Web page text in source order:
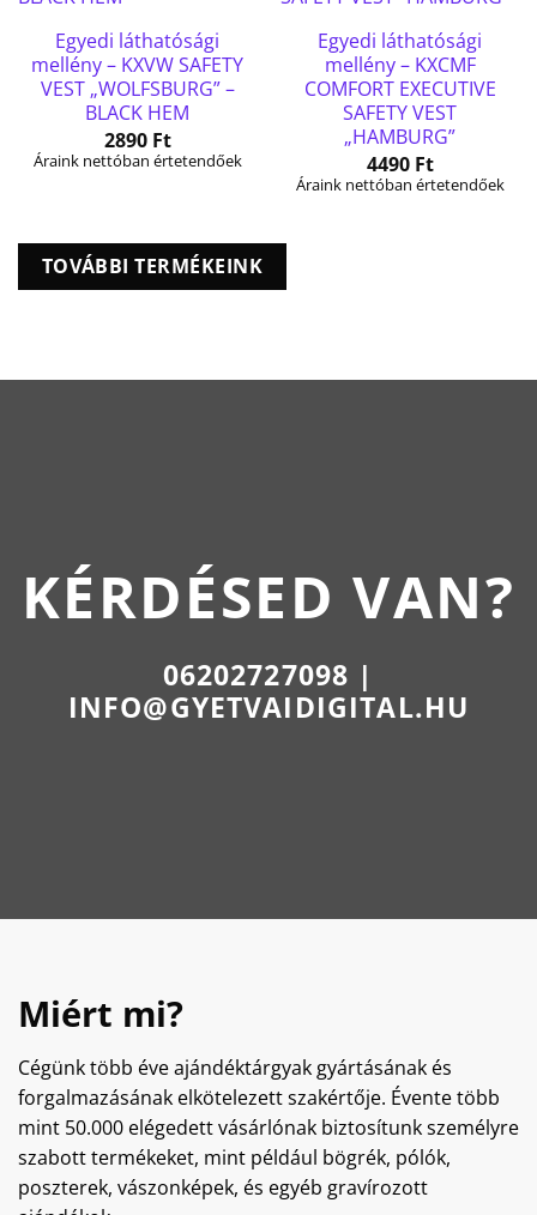
Egyedi láthatósági
mellény – KXVW SAFETY
VEST „WOLFSBURG” –
BLACK HEM
2890 Ft
Áraink nettóban értetendőek
Egyedi láthatósági
mellény – KXCMF
COMFORT EXECUTIVE
SAFETY VEST
„HAMBURG”
4490 Ft
Áraink nettóban értetendőek
TOVÁBBI TERMÉKEINK
KÉRDÉSED VAN?
06202727098 |
INFO@GYETVAIDIGITAL.HU
Miért mi?
Cégünk több éve ajándéktárgyak gyártásának és
forgalmazásának elkötelezett szakértője. Évente több
mint 50.000 elégedett vásárlónak biztosítunk személyre
szabott termékeket, mint például bögrék, pólók,
poszterek, vászonképek, és egyéb gravírozott